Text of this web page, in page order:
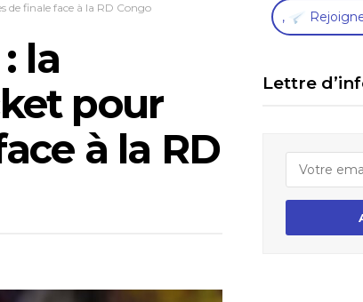
de finale face à la RD Congo
la
pour
à la RD
,
Lettre